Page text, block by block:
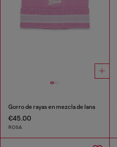
Gorro de rayas en mezcla de lana
€45.00
ROSA